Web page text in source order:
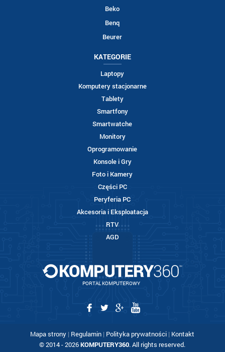
Beko
Benq
Beurer
KATEGORIE
Laptopy
Komputery stacjonarne
Tablety
Smartfony
Smartwatche
Monitory
Oprogramowanie
Konsole i Gry
Foto i Kamery
Części PC
Peryferia PC
Akcesoria i Eksploatacja
RTV
AGD
PORTAL KOMPUTEROWY
Mapa strony | Regulamin | Polityka prywatności | Kontakt
© 2014 - 2026KOMPUTERY360. All rights reserved.